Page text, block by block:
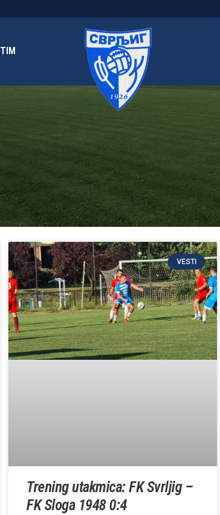
TIM
VESTI
Trening utakmica: FK Svrljig –
FK Sloga 1948 0:4